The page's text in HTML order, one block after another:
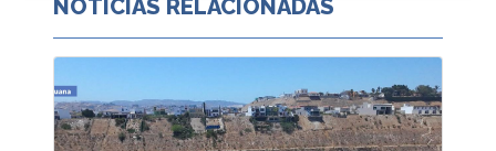
NOTICIAS RELACIONADAS